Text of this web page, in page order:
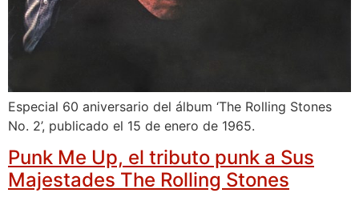
Especial 60 aniversario del álbum ‘The Rolling Stones
No. 2’, publicado el 15 de enero de 1965.
Punk Me Up, el tributo punk a Sus
Majestades The Rolling Stones